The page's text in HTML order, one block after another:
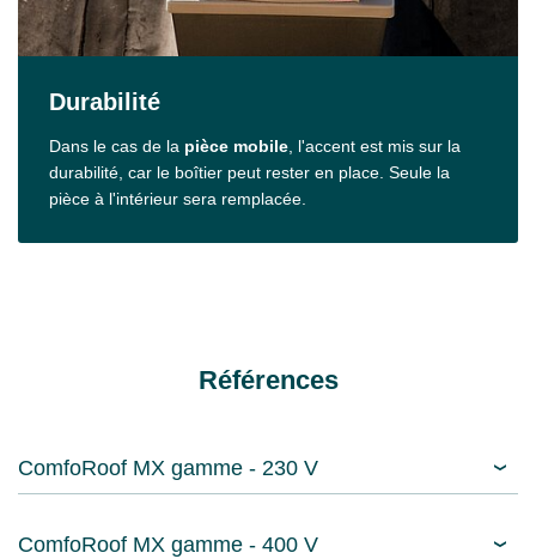
Durabilité
Dans le cas de la pièce mobile , l'accent est mis sur la
durabilité, car le boîtier peut rester en place. Seule la
pièce à l'intérieur sera remplacée.
Références
ComfoRoof MX gamme - 230 V
ComfoRoof MX gamme - 400 V